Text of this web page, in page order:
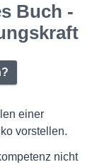
Buch -
einer
vorstellen.
nicht